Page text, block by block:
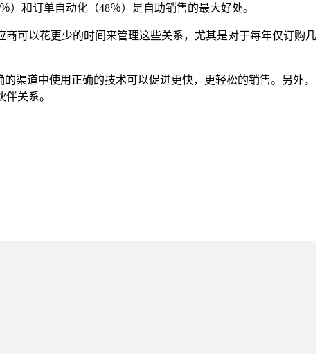
和订单自动化（48％）是自助销售的最大好处。
可以花更少的时间来管理这些关系，尤其是对于每年仅订购几
渠道中使用正确的技术可以促进更快，更轻松的销售。另外，
关系。